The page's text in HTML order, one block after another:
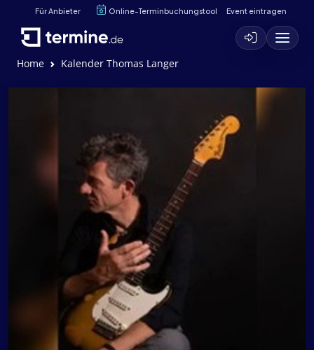
Für Anbieter Online-Terminbuchungstool Event eintragen
Home Kalender Thomas Langer